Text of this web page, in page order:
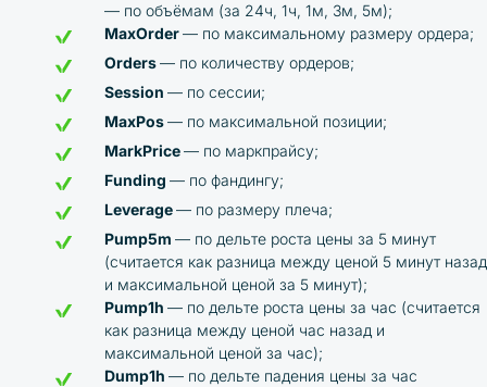
— по объёмам (за 24ч, 1ч, 1м, 3м, 5м);
MaxOrder— по максимальному размеру ордера;
Orders— по количеству ордеров;
Session — по сессии;
MaxPos— по максимальной позиции;
MarkPrice— по маркпрайсу;
Funding — по фандингу;
Leverage— по размеру плеча;
Pump5m — по дельте роста цены за 5 минут
(считается как разница между ценой 5 минут назад
и максимальной ценой за 5 минут);
Pump1h — по дельте роста цены за час (считается
как разница между ценой час назад и
максимальной ценой за час);
Dump1h — по дельте падения цены за час